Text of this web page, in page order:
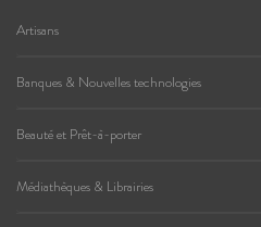
Artisans
Banques & Nouvelles technologies
Beauté et Prêt-à-porter
Médiathèques & Librairies